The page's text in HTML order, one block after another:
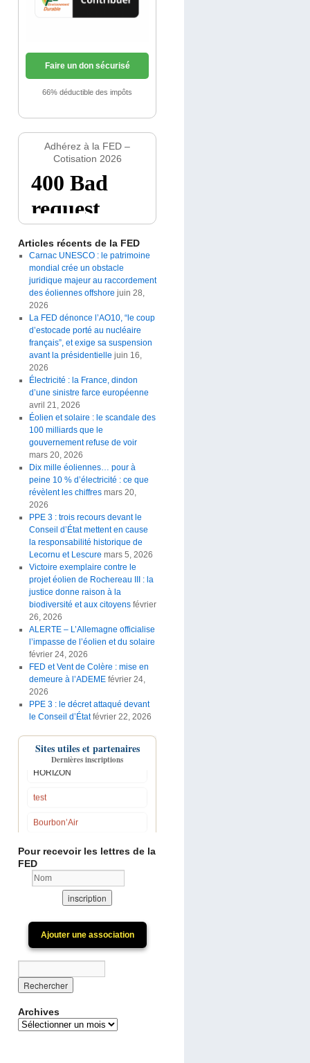
Faire un don sécurisé
66% déductible des impôts
Adhérez à la FED –
Cotisation 2026
Articles récents de la FED
Carnac UNESCO : le patrimoine
mondial crée un obstacle
juridique majeur au raccordement
des éoliennes offshore juin 28,
2026
La FED dénonce l’AO10, “le coup
d’estocade porté au nucléaire
français”, et exige sa suspension
avant la présidentielle juin 16,
2026
Électricité : la France, dindon
d’une sinistre farce européenne
avril 21, 2026
Éolien et solaire : le scandale des
100 milliards que le
gouvernement refuse de voir
mars 20, 2026
Dix mille éoliennes… pour à
peine 10 % d’électricité : ce que
révèlent les chiffres mars 20,
2026
PPE 3 : trois recours devant le
Conseil d’État mettent en cause
la responsabilité historique de
Lecornu et Lescure mars 5, 2026
Victoire exemplaire contre le
projet éolien de Rochereau III : la
justice donne raison à la
biodiversité et aux citoyens février
26, 2026
ALERTE – L’Allemagne officialise
l’impasse de l’éolien et du solaire
février 24, 2026
FED et Vent de Colère : mise en
demeure à l’ADEME février 24,
2026
PPE 3 : le décret attaqué devant
le Conseil d’État février 22, 2026
Sites utiles et partenaires
Dernières inscriptions
SellExpert
Douar Pourleth
LA CORBIERE LIBRE
HORIZON
Bien Vivre Aux Portes des
Dombes
A Contre-Vent 63 St Hilaire
Gardez les caps
Douar Pourleth
PIEBÎEM
Voir toutes les
Pour recevoir les lettres de la
FED
Ajouter une association
Archives
Archives